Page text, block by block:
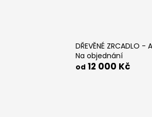
DŘEVĚNÉ ZRCADLO -
Na objednání
od 12 000 Kč